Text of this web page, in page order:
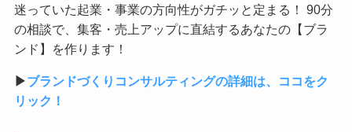
迷っていた起業・事業の方向性がガチッと定まる！ 90分
の相談で、集客・売上アップに直結するあなたの【ブラ
ンド】を作ります！
▶︎ブランドづくりコンサルティングの詳細は、ココをク
リック！